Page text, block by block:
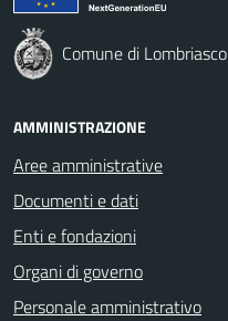
Comune di Lombriasco
AMMINISTRAZIONE
Aree amministrative
Documenti e dati
Enti e fondazioni
Organi di governo
Personale amministrativo